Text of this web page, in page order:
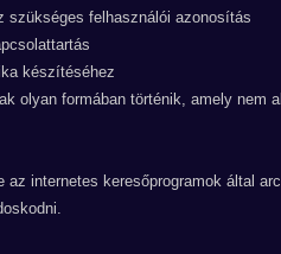
szükséges felhasználói azonosítás
készítéséhez
olyan formában történik, amely nem
internetes keresőprogramok által